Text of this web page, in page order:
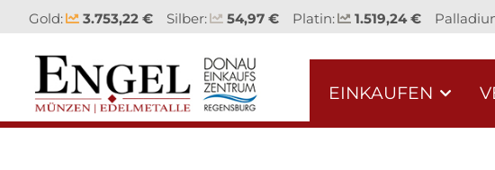
Gold: 3.753,22 € Silber: 54,97 € Platin: 1.519,24 €
EINKAUFEN